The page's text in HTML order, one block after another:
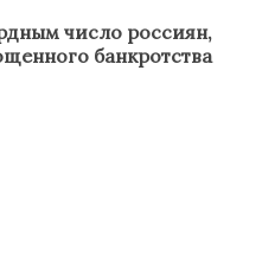
число россиян,
банкротства